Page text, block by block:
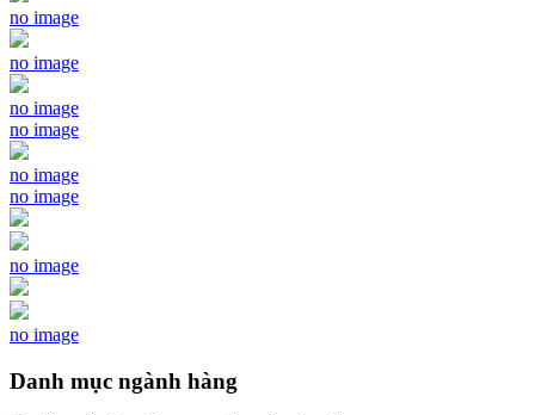
no image
no image
no image
no image
no image
no image
no image
no image
Danh mục ngành hàng